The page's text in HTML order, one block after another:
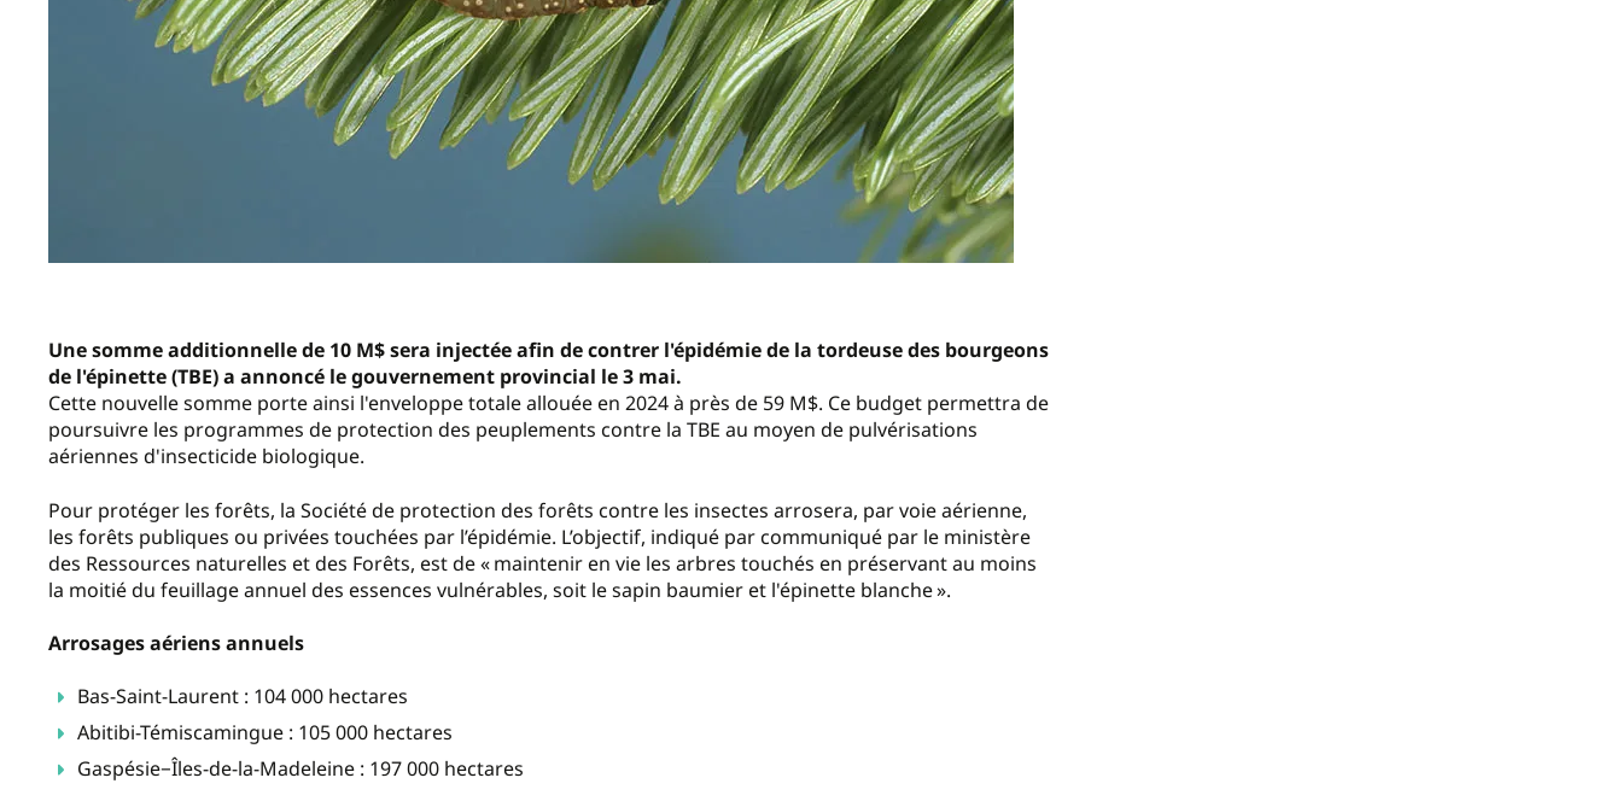
Une somme additionnelle de 10 M$ sera injectée afin de contrer l'épidémie de la tordeuse des bourgeons
de l'épinette (TBE) a annoncé le gouvernement provincial le 3 mai.
Cette nouvelle somme porte ainsi l'enveloppe totale allouée en 2024 à près de 59 M$. Ce budget permettra de
poursuivre les programmes de protection des peuplements contre la TBE au moyen de pulvérisations
aériennes d'insecticide biologique.
Pour protéger les forêts, la Société de protection des forêts contre les insectes arrosera, par voie aérienne,
les forêts publiques ou privées touchées par l’épidémie. L’objectif, indiqué par communiqué par le ministère
des Ressources naturelles et des Forêts, est de « maintenir en vie les arbres touchés en préservant au moins
la moitié du feuillage annuel des essences vulnérables, soit le sapin baumier et l'épinette blanche ».
Arrosages aériens annuels
Bas-Saint-Laurent : 104 000 hectares
Abitibi-Témiscamingue : 105 000 hectares
Gaspésie−Îles-de-la-Madeleine : 197 000 hectares